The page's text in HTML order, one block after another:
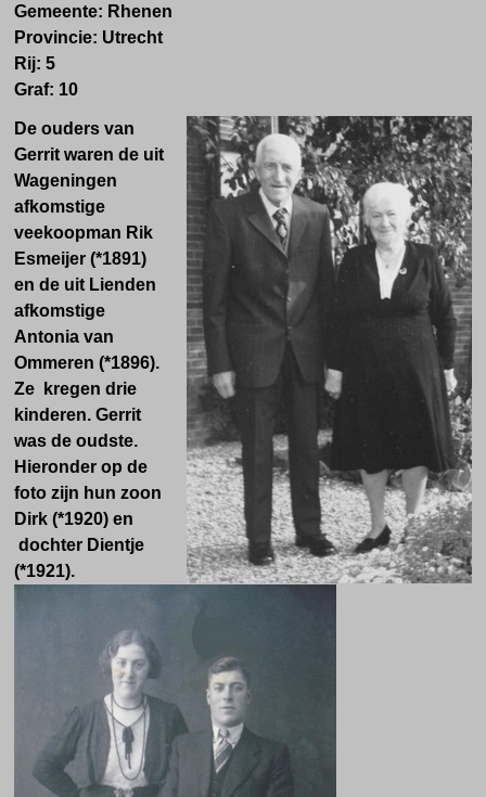
Gemeente: Rhenen
Provincie: Utrecht
Rij: 5
Graf: 10
De ouders van
Gerrit waren de uit
Wageningen
afkomstige
veekoopman Rik
Esmeijer (*1891)
en de uit Lienden
afkomstige
Antonia van
Ommeren (*1896).
Ze kregen drie
kinderen. Gerrit
was de oudste.
Hieronder op de
foto zijn hun zoon
Dirk (*1920) en
dochter Dientje
(*1921).